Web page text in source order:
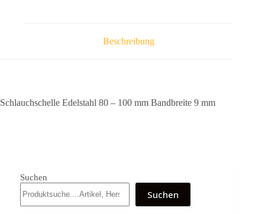
Beschreibung
Schlauchschelle Edelstahl 80 – 100 mm Bandbreite 9 mm
Suchen
Suchen